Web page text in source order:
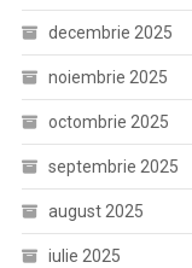
decembrie 2025
noiembrie 2025
octombrie 2025
septembrie 2025
august 2025
iulie 2025